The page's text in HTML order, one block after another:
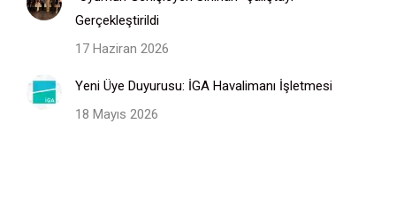
Gerçekleştirildi
17 Haziran 2026
Yeni Üye Duyurusu: İGA Havalimanı İşletmesi
18 Mayıs 2026